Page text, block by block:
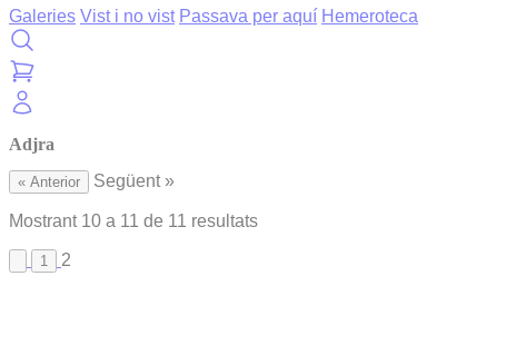
Galeries Vist i no vist Passava per aquí Hemeroteca
Adjra
« Anterior Següent »
Mostrant 10 a 11 de 11 resultats
1 2